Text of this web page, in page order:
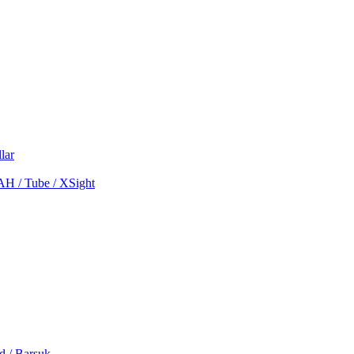
/ Tube / XSight